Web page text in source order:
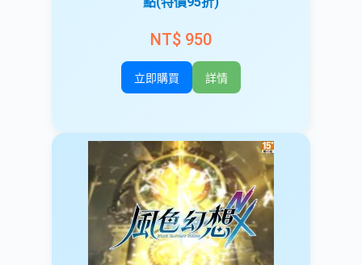
NT$ 950
立即購買 詳情